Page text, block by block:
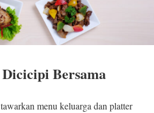
Bersama
tawarkan menu keluarga dan platter